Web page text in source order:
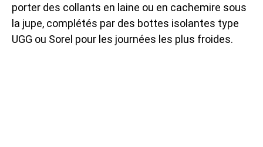
porter des collants en laine ou en cachemire sous
la jupe, complétés par des bottes isolantes type
UGG ou Sorel pour les journées les plus froides.